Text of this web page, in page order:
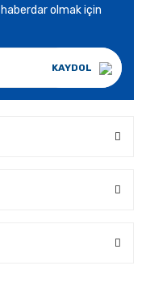
olmak için
KAYDOL